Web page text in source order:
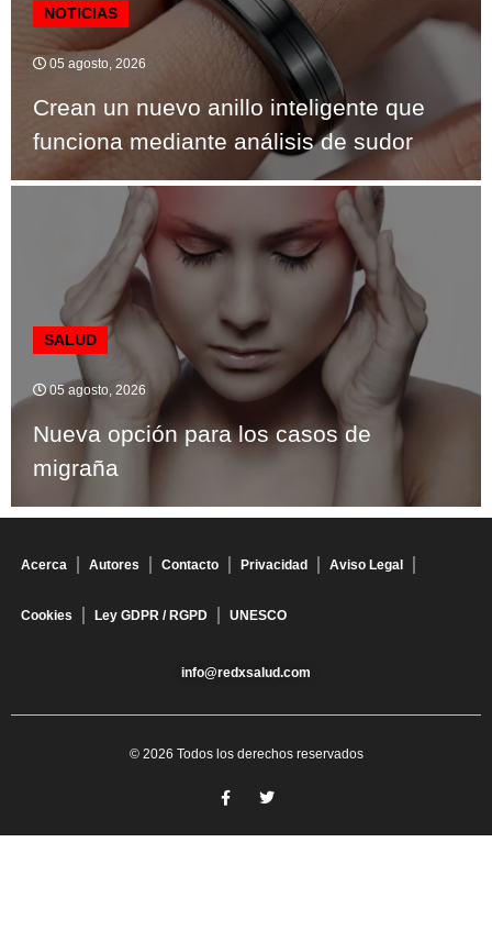
NOTICIAS
05 agosto, 2026
Crean un nuevo anillo inteligente que
funciona mediante análisis de sudor
SALUD
05 agosto, 2026
Nueva opción para los casos de
migraña
Acerca Autores Contacto Privacidad Aviso Legal
Cookies Ley GDPR / RGPD UNESCO
info@redxsalud.com
© 2026 Todos los derechos reservados